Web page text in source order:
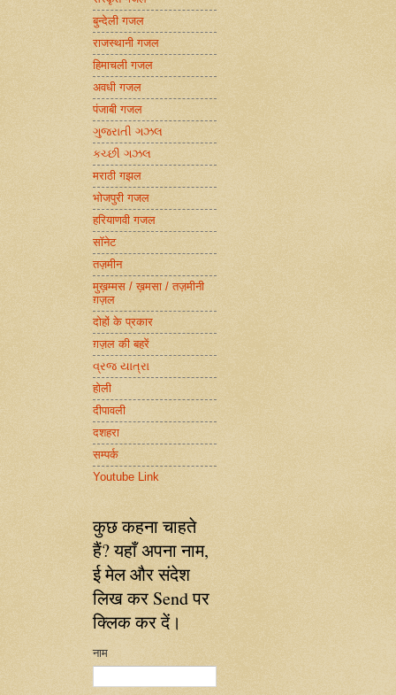
बुन्देली गजल
राजस्थानी गजल
हिमाचली गजल
अवधी गजल
पंजाबी गजल
ગુજરાતી ગઝલ
કચ્છી ગઝલ
मराठी गझल
भोजपुरी गजल
हरियाणवी गजल
सॉनेट
तज़मीन
मुख़म्मस / ख़मसा / तज़मीनी
ग़ज़ल
दोहों के प्रकार
ग़ज़ल की बहरें
વ્રજ યાત્રા
होली
दीपावली
दशहरा
सम्पर्क
Youtube Link
कुछ कहना चाहते
हैं? यहाँ अपना नाम,
ई मेल और संदेश
लिख कर Send पर
क्लिक कर दें।
नाम